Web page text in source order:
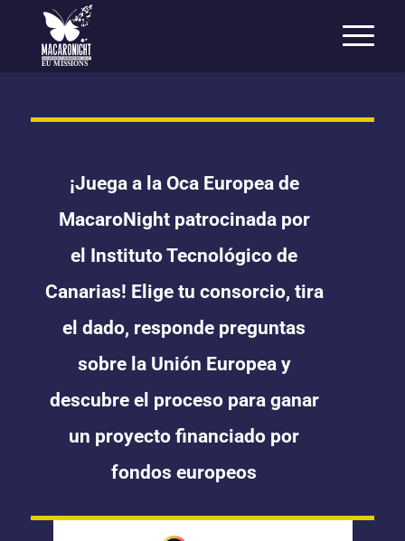
EU MISSIONS
¡Juega a la Oca Europea de
MacaroNight patrocinada por
el Instituto Tecnológico de
Canarias! Elige tu consorcio, tira
el dado, responde preguntas
sobre la Unión Europea y
descubre el proceso para ganar
un proyecto financiado por
fondos europeos